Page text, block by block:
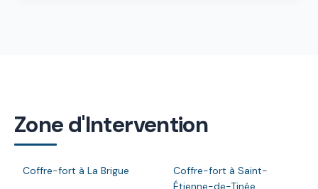
Zone d'Intervention
Coffre-fort à La Brigue
Coffre-fort à Saint-
Étienne-de-Tinée